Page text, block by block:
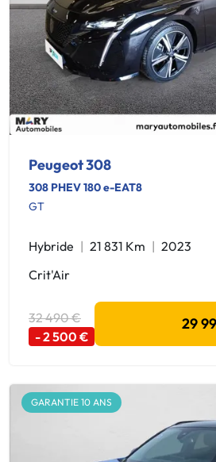
Peugeot 308
308 PHEV 180 e-EAT8
GT
Hybride 21 831 Km
2023
Crit'Air
32 490 €
- 2 500 €
29
GARANTIE 10 ANS